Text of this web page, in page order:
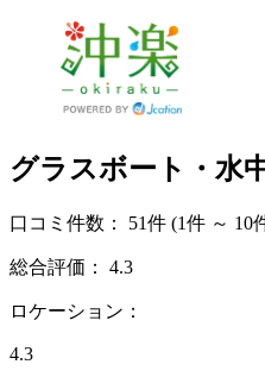
グラスボート・水
口コミ件数： 51件 (1件 ～ 10
総合評価： 4.3
ロケーション：
4.3